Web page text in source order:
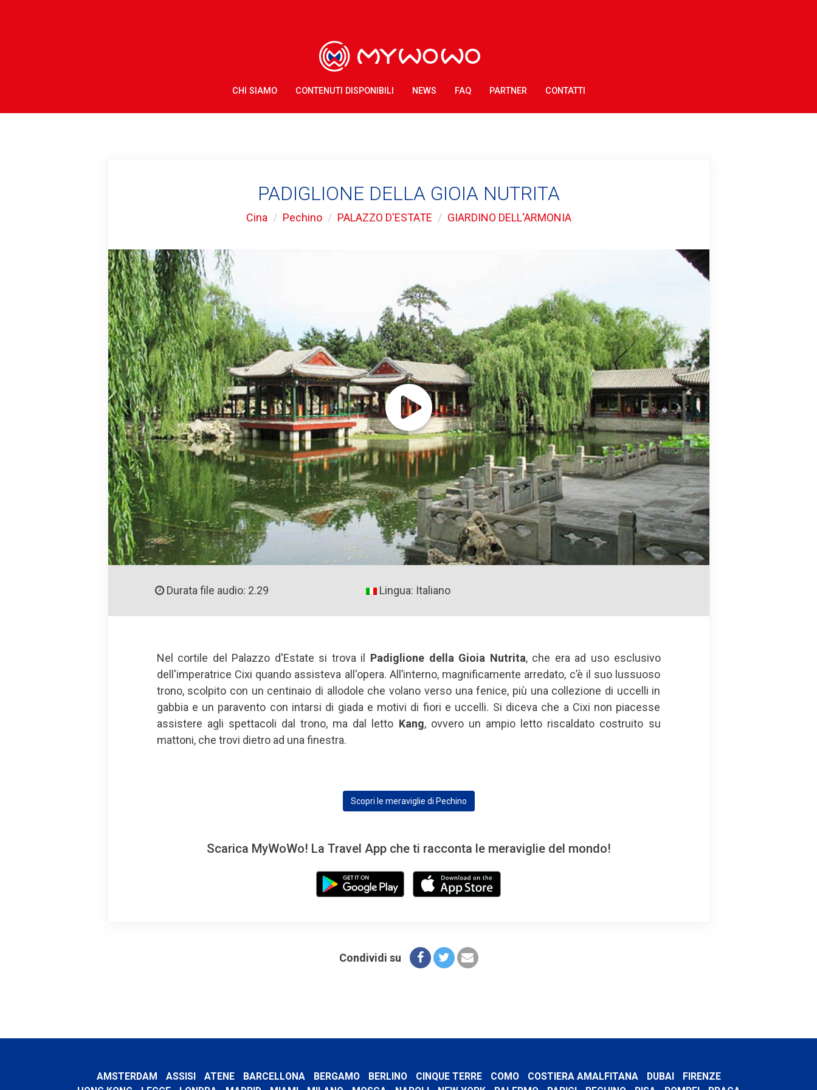
CHI SIAMO CONTENUTI DISPONIBILI NEWS FAQ PARTNER CONTATTI
PADIGLIONE DELLA GIOIA NUTRITA
Cina Pechino PALAZZO D'ESTATE GIARDINO DELL'ARMONIA
Durata file audio: 2.29 Lingua: Italiano
Nel cortile del Palazzo d'Estate si trova il Padiglione della Gioia Nutrita, che era ad uso esclusivo
dell'imperatrice Cixi quando assisteva all'opera. All’interno, magnificamente arredato, c’è il suo lussuoso
trono, scolpito con un centinaio di allodole che volano verso una fenice, più una collezione di uccelli in
gabbia e un paravento con intarsi di giada e motivi di fiori e uccelli. Si diceva che a Cixi non piacesse
assistere agli spettacoli dal trono, ma dal letto Kang, ovvero un ampio letto riscaldato costruito su
mattoni, che trovi dietro ad una finestra.
Scopri le meraviglie di Pechino
Scarica MyWoWo! La Travel App che ti racconta le meraviglie del mondo!
Condividi su
AMSTERDAM ASSISI ATENE BARCELLONA BERGAMO BERLINO CINQUE TERRE COMO COSTIERA AMALFITANA DUBAI
FIRENZE